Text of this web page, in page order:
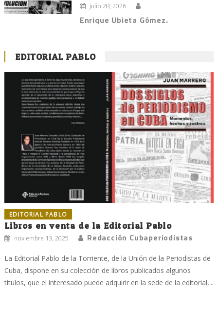
julio 28, 2026
Enrique Ubieta Gómez.
EDITORIAL PABLO
EDITORIAL PABLO
Libros en venta de la Editorial Pablo
noviembre 13, 2025 Redacción Cubaperiodistas
La Editorial Pablo de la Torriente, de la Unión de la Periodistas de
Cuba, dispone en su colección de libros publicados algunos
títulos, que el interesado puede adquirir en la sede de la editorial,...